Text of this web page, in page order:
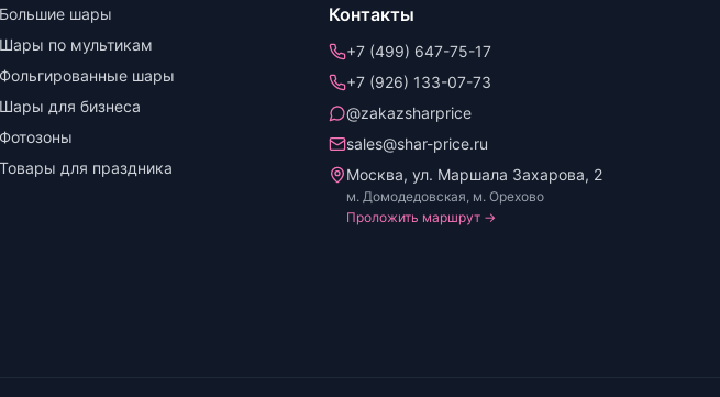
Большие шары
Шары по мультикам
Фольгированные шары
Шары для бизнеса
Фотозоны
Товары для праздника
Контакты
+7 (499) 647-75-17
+7 (926) 133-07-73
@zakazsharprice
sales@shar-price.ru
Москва, ул. Маршала Захарова, 2
м. Домодедовская, м. Орехово
Проложить маршрут →